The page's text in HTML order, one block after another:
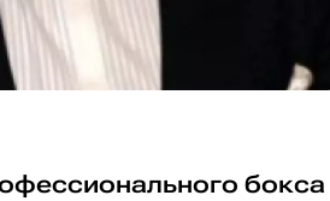
бокса